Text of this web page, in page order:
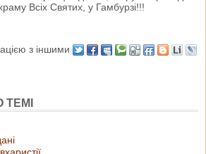
Всіх Святих, у Гамбурзі!!!
з іншими